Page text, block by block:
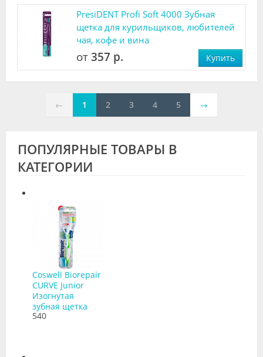
PresiDENT Profi Soft 4000 Зубная
щетка для курильщиков, любителей
чая, кофе и вина
от 357 р. Купить
← 1 2 3 4 5 →
ПОПУЛЯРНЫЕ ТОВАРЫ В
КАТЕГОРИИ
Coswell Biorepair
CURVE Junior
Изогнутая
зубная щетка
540